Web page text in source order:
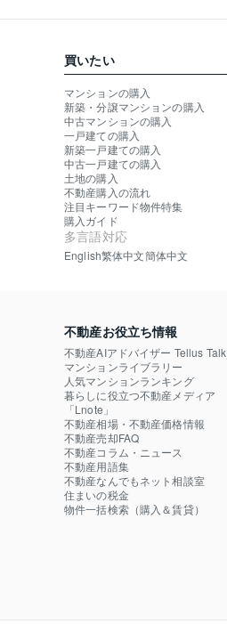
買いたい
マンションの購入
新築・分譲マンションの購入
中古マンションの購入
一戸建ての購入
新築一戸建ての購入
中古一戸建ての購入
土地の購入
不動産購入の流れ
注目キーワード物件特集
購入ガイド
多言語対応
English繁体中文簡体中文
不動産お役立ち情報
不動産AIアドバイザー Tellus Talk
マンションライブラリー
人気マンションランキング
暮らしに役立つ不動産メディア
「Lnote」
不動産相場・不動産価格情報
不動産売却FAQ
不動産コラム・ニュース
不動産用語集
不動産なんでもネット相談室
住まいの税金
物件一括検索（購入＆賃貸）